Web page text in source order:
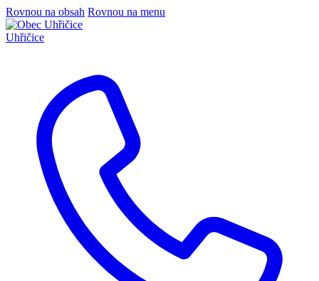
Rovnou na obsah Rovnou na menu
Uhřičice